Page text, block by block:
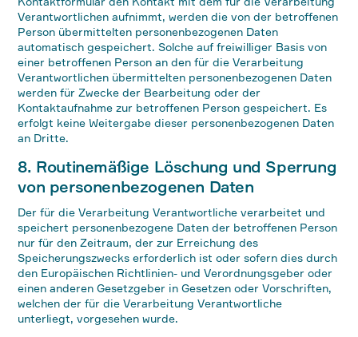
Verantwortlichen aufnimmt, werden die von der betroffenen
Person übermittelten personenbezogenen Daten
automatisch gespeichert. Solche auf freiwilliger Basis von
einer betroffenen Person an den für die Verarbeitung
Verantwortlichen übermittelten personenbezogenen Daten
werden für Zwecke der Bearbeitung oder der
Kontaktaufnahme zur betroffenen Person gespeichert. Es
erfolgt keine Weitergabe dieser personenbezogenen Daten
an Dritte.
8. Routinemäßige Löschung und Sperrung
von personenbezogenen Daten
Der für die Verarbeitung Verantwortliche verarbeitet und
speichert personenbezogene Daten der betroffenen Person
nur für den Zeitraum, der zur Erreichung des
Speicherungszwecks erforderlich ist oder sofern dies durch
den Europäischen Richtlinien- und Verordnungsgeber oder
einen anderen Gesetzgeber in Gesetzen oder Vorschriften,
welchen der für die Verarbeitung Verantwortliche
unterliegt, vorgesehen wurde.